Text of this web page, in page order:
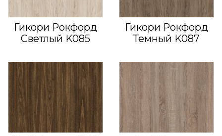
Гикори Рокфорд
Светлый K085
Гикори Рокфорд
Темный K087